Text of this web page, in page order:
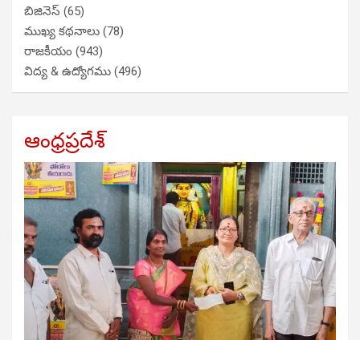
బిజినెస్ (65)
ముఖ్య కథనాలు (78)
రాజకీయం (943)
విద్య & ఉద్యోగము (496)
ఆంధ్రప్రదేశ్